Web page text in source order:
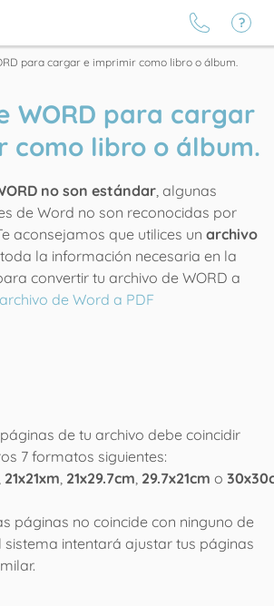
para cargar e imprimir como libro o álbum.
WORD para cargar
como libro o álbum.
no son estándar, algunas
de Word no son reconocidas por
aconsejamos que utilices un archivo
la información necesaria en la
convertir tu archivo de WORD a
de Word a PDF
de tu archivo debe coincidir
7 formatos siguientes:
21x21xm, 21x29.7cm, 29.7x21cm o
páginas no coincide con ninguno de
intentará ajustar tus páginas